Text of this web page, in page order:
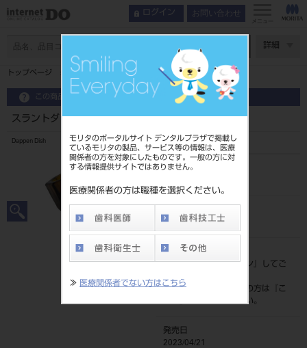
モリタのポータルサイト デンタルプラザで掲載し
ているモリタの製品、サービス等の情報は、医療
関係者の方を対象にしたものです。一般の方に対
する情報提供サイトではありません。
医療関係者の方は職種を選択ください。
≫ 医療関係者でない方はこちら
ログイン お問い合わせ
メニュー
詳細
トップページ スラントダッペングラス ブラウン
この商品に関するお問い合わせ
スラントダッペングラス ブラウン
Dappen Dish
品目コード
4560241648820
標準価格
価格の確認は『ログイン
』してご
ネット会員登録がまだの方は『
こ
ちら』より登録ください。
発売日
2023/04/21